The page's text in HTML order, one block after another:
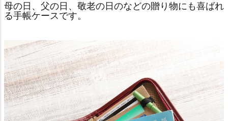
母の日、父の日、敬老の日のなどの贈り物にも喜ばれ
る手帳ケースです。